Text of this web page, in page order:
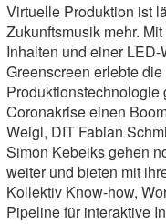
Virtuelle Produktion ist
Zukunftsmusik mehr.
Inhalten und einer LED-
Greenscreen erlebte die
Produktionstechnologie
Coronakrise einen
Weigl, DIT Fabian
Simon Kebeiks gehen
weiter und bieten mit
Kollektiv Know-how,
Pipeline für interaktive